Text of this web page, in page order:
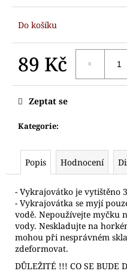
Do košíku
89 Kč
Kategorie:
Zeptat se
Popis Hodnocení
- Vykrajovátko je vytištěno
- Vykrajovátka se myjí
vodě. Nepoužívejte myčku
vody. Neskladujte na
mohou při nesprávném
zdeformovat.
DŮLEŽITÉ !!! CO SE BUDE
e
m
VYKRAJOVÁTKO
ČEPICÍ
71